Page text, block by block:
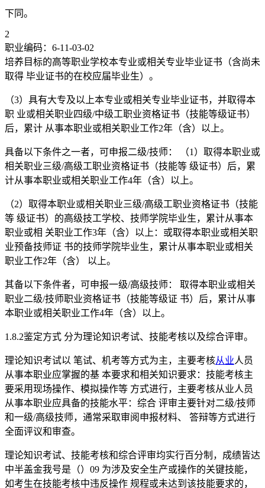
下同。
2
职业编码：6-11-03-02
培养目标的高等职业学校本专业或相关专业毕业证书（含尚未
取得 毕业证书的在校应届毕业生）。
（3）具有大专及以上本专业或相关专业毕业证书，并取得本
职 业或相关职业四级/中级工职业资格证书（技能等级证书）
后，累计 从事本职业或相关职业工作2年（含）以上。
具备以下条件之一者，可申报二级/技师： （1）取得本职业或
相关职业三级/高级工职业资格证书（技能等 级证书）后，累
计从事本职业或相关职业工作4年（含）以上。
（2）取得本职业或相关职业三级/高级工职业资格证书（技能
等 级证书）的高级技工学校、技师学院毕业生，累计从事本
职业或相 关职业工作3年（含）以上：或取得本职业或相关职
业预备技师证 书的技师学院毕业生，累计从事本职业或相关
职业工作2年（含） 以上。
其备以下条件者，可申报一级/高级技师： 取得本职业或相关
职业二级/技师职业资格证书（技能等级证 书）后，累计从事
本职业或相关职业工作4年（含）以上。
1.8.2鉴定方式 分为理论知识考试、技能考核以及综合评审。
理论知识考试以 笔试、机考等方式为主，主要考核从业人员
从事本职业应掌握的基 本要求和相关知识要求：技能考核主
要采用现场操作、模拟操作等 方式进行，主要考核从业人员
从事本职业应具备的技能水平：综合 评审主要针对二级/技师
和一级/高级技师，通常采取审阅申报材料、 答辩等方式进行
全面评议和审查。
理论知识考试、技能考核和综合评审均实行百分制，成绩皆达
中半盖金我号是（）09 为涉及安全生产或操作的关键技能，
如考生在技能考核中违反操作 规程或未达到该技能要求的，